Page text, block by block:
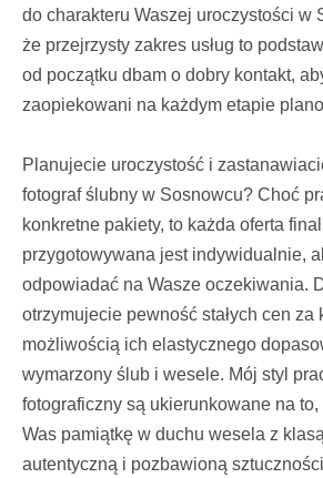
do charakteru Waszej uroczystości w
że przejrzysty zakres usług to
od początku dbam o dobry kontakt,
zaopiekowani na każdym etapie
Planujecie uroczystość i
fotograf ślubny w Sosnowcu? Choć
konkretne pakiety, to każda oferta
przygotowywana jest indywidualnie,
odpowiadać na Wasze oczekiwania.
otrzymujecie pewność stałych cen za
możliwością ich elastycznego
wymarzony ślub i wesele. Mój styl
fotograficzny są ukierunkowane na
Was pamiątkę w duchu wesela z
autentyczną i pozbawioną